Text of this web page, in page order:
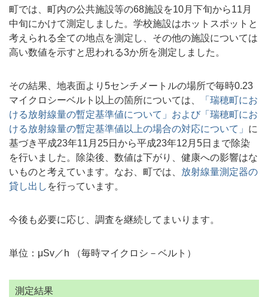
町では、町内の公共施設等の68施設を10月下旬から11月
中旬にかけて測定しました。学校施設はホットスポットと
考えられる全ての地点を測定し、その他の施設については
高い数値を示すと思われる3か所を測定しました。
その結果、地表面より5センチメートルの場所で毎時0.23
マイクロシーベルト以上の箇所については、
「瑞穂町にお
ける放射線量の暫定基準値について」および「瑞穂町にお
ける放射線量の暫定基準値以上の場合の対応について」 に
基づき平成23年11月25日から平成23年12月5日まで除染
を行いました。除染後、数値は下がり、健康への影響はな
いものと考えています。なお、町では、 放射線量測定器の
貸し出し を行っています。
今後も必要に応じ、調査を継続してまいります。
単位：μSv／h （毎時マイクロシ－ベルト）
測定結果